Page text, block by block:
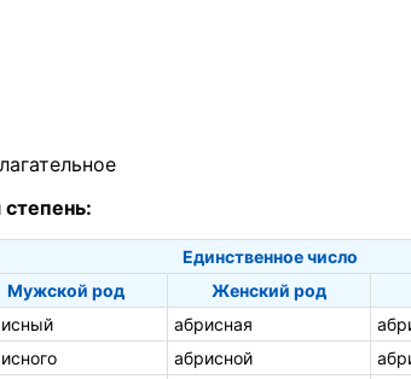
Единственное число
Мужской род
Женский род
абрисная
абрисной